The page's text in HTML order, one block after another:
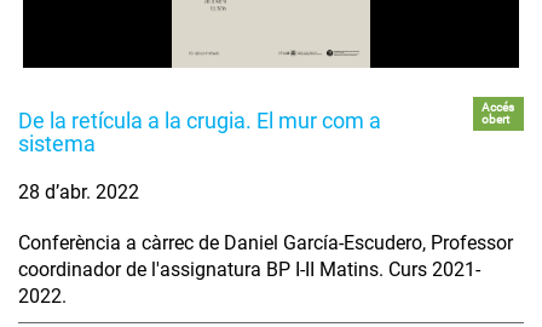
De la retícula a la crugia. El mur com a
sistema
Accés
obert
28 d’abr. 2022
Conferència a càrrec de Daniel García-Escudero, Professor
coordinador de l'assignatura BP I-II Matins. Curs 2021-
2022.